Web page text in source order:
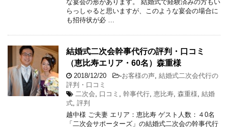
な宴会の形があります。 結婚式で経験済みの方もい
らっしゃると思いますが、このような宴会の場合に
も招待状が必 …
結婚式二次会幹事代行の評判・口コミ
（恵比寿エリア・60名）森重様
2018/12/20 -お客様の声 結婚式二次会代行の
評判・口コミ
二次会
口コミ 幹事代行 恵比寿 森重様 結婚
式 評判
越中様 ご夫妻 エリア：恵比寿 ゲスト人数：４0名
「二次会サポーターズ」の結婚式二次会の幹事代行